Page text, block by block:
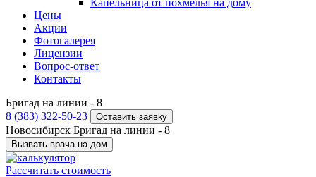
Капельница от похмелья на дому
Цены
Акции
Фотогалерея
Лицензии
Вопрос-ответ
Контакты
Бригад на линии - 8
8 (383) 322-50-23
Оставить заявку
Новосибирск Бригад на линии - 8
Вызвать врача на дом
Рассчитать стоимость